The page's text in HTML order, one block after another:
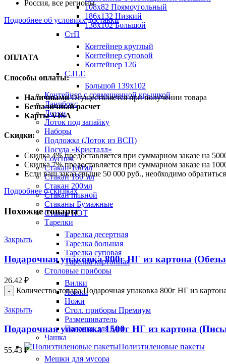
108х82 Прямоугольный
186х132 Низкий
138х102 Большой
СтП
Контейнер круглый
Контейнер суповой
Контейнер 126
С.П.Г.
Большой 139х102
Контейнер с совмещенной крышкой
Ланчбокс
Лотки
Лоток под запайку
Наборы
Подложка (Лоток из ВСП)
Посуда «Кристалл»
Соусник
Стакан 100мл
Стакан 180 мл
Стакан 200мл
Стакан пивной
Стаканы Бумажные
Стакан ПЭТ
Тарелки
Тарелка десертная
Тарелка большая
Тарелка суповая
Тарелка картонная
Столовые приборы
Вилки
Ложки
Ножи
Стол. приборы Премиум
Размешиватель
Палочки для еды
Чашка
Полиэтиленовые пакеты
Мешки для мусора
Россия, все регионы
Подробнее об условиях доставки
ОПЛАТА
Способы оплаты:
НаличнымиОсуществляется при получении товара
Безналичный расчет
Карты VISA
Скидки:
Скидка 4% предоставляется при суммарном заказе на
Скидка 7% предоставляется при суммарном заказе на
Если ваш заказ свыше 50 000 руб., необходимо
Подробнее о скидках
Похожие товары
Закрыть
Подарочная упаковка 800г НГ из картона
26.42 ₽
Количество товара Подарочная упаковка 800г НГ из
Закрыть
Подарочная упаковка 1500г НГ из картона
55.43 ₽